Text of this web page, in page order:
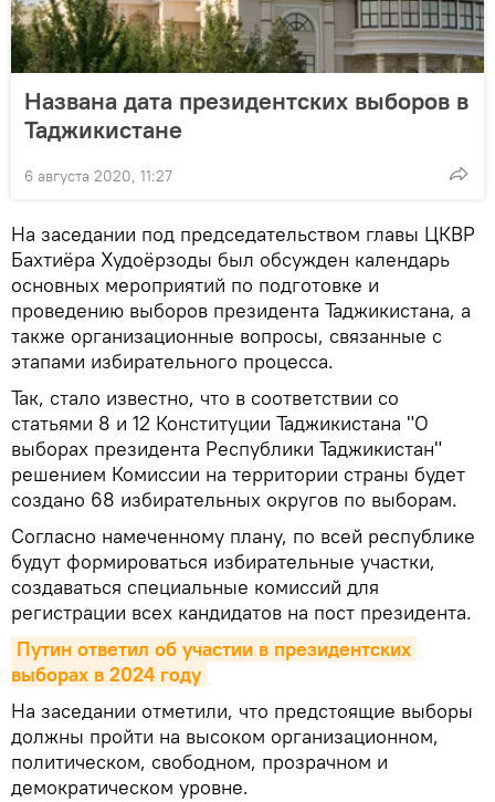
Названа дата президентских выборов в
Таджикистане
6 августа 2020, 11:27
На заседании под председательством главы ЦКВР
Бахтиёра Худоёрзоды был обсужден календарь
основных мероприятий по подготовке и
проведению выборов президента Таджикистана, а
также организационные вопросы, связанные с
этапами избирательного процесса.
Так, стало известно, что в соответствии со
статьями 8 и 12 Конституции Таджикистана "О
выборах президента Республики Таджикистан"
решением Комиссии на территории страны будет
создано 68 избирательных округов по выборам.
Согласно намеченному плану, по всей республике
будут формироваться избирательные участки,
создаваться специальные комиссий для
регистрации всех кандидатов на пост президента.
Путин ответил об участии в президентских
выборах в 2024 году
На заседании отметили, что предстоящие выборы
должны пройти на высоком организационном,
политическом, свободном, прозрачном и
демократическом уровне.